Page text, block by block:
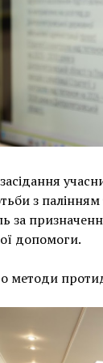
з
за
допомоги.
методи